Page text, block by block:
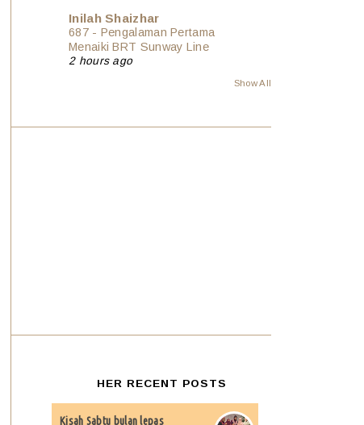
Inilah Shaizhar
687 - Pengalaman Pertama
Menaiki BRT Sunway Line
2 hours ago
Show All
HER RECENT POSTS
Kisah Sabtu bulan lepas